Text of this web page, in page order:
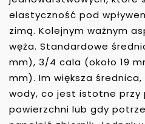
elastyczność pod
zimą. Kolejnym ważnym
węża. Standardowe
mm), 3/4 cala (około 19
mm). Im większa
wody, co jest istotne przy
powierzchni lub gdy